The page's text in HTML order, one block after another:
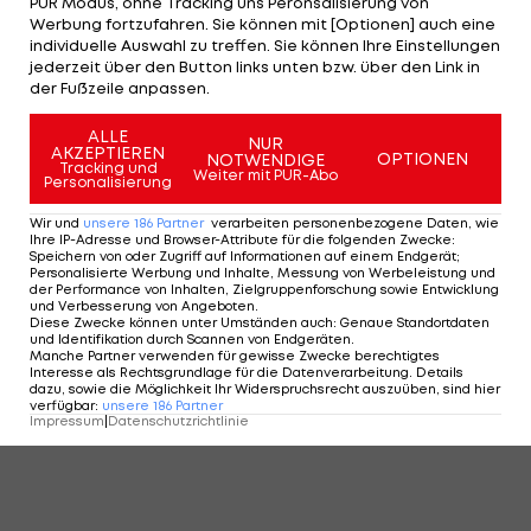
Stadions für euch:
1 VON 11
KOMMENTARE
Werbung fortzufahren. Sie können mit [Optionen] auch eine
individuelle Auswahl zu treffen. Sie können Ihre Einstellungen
jederzeit über den Button links unten bzw. über den Link in
der Fußzeile anpassen.
ALLE
AKZEPTIEREN
Tracking und
Personalisierung
NUR
NOTWENDIGE
Weiter mit PUR-Abo
OPTIONEN
Wir und unsere 186 Partner verarbeiten personenbezogene Daten, wie
Ihre IP-Adresse und Browser-Attribute für die folgenden Zwecke:
Speichern von oder Zugriff auf Informationen auf einem Endgerät;
Personalisierte Werbung und Inhalte, Messung von Werbeleistung und
der Performance von Inhalten, Zielgruppenforschung sowie Entwicklung
und Verbesserung von Angeboten
Diese Zwecke können unter Umständen auch: Genaue Standortdaten
und Identifikation durch Scannen von Endgeräten
Manche Partner verwenden für gewisse Zwecke berechtigtes
Interesse als Rechtsgrundlage für die Datenverarbeitung. Details
dazu, sowie die Möglichkeit Ihr Widerspruchsrecht auszuüben, sind hier
verfügbar: unsere 186 Partner
Impressum|Datenschutzrichtlinie